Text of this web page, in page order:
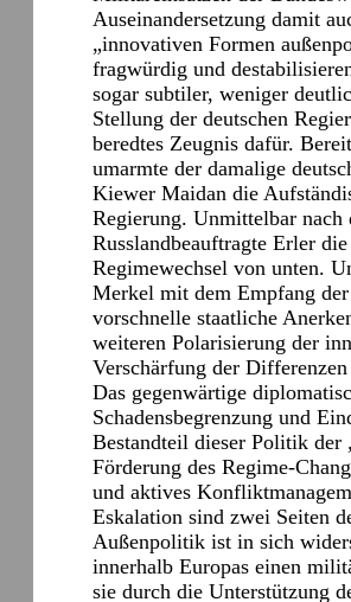
Auseinandersetzung damit
„innovativen Formen
fragwürdig und
sogar subtiler, weniger
Stellung der deutschen
beredtes Zeugnis dafür.
umarmte der damalige
Kiewer Maidan die
Regierung. Unmittelbar nach
Russlandbeauftragte Erler
Regimewechsel von unten.
Merkel mit dem Empfang
vorschnelle staatliche
weiteren Polarisierung der
Verschärfung der
Das gegenwärtige
Schadensbegrenzung und
Bestandteil dieser Politik der
Förderung des Regime-
und aktives
Eskalation sind zwei Seiten
Außenpolitik ist in sich
innerhalb Europas einen
sie durch die Unterstützung